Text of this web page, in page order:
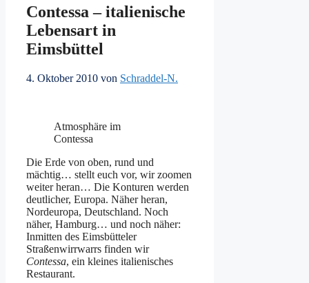
Contessa – italienische
Lebensart in
Eimsbüttel
4. Oktober 2010 von Schraddel-N.
Atmosphäre im
Contessa
Die Erde von oben, rund und
mächtig… stellt euch vor, wir zoomen
weiter heran… Die Konturen werden
deutlicher, Europa. Näher heran,
Nordeuropa, Deutschland. Noch
näher, Hamburg… und noch näher:
Inmitten des Eimsbütteler
Straßenwirrwarrs finden wir
Contessa, ein kleines italienisches
Restaurant.